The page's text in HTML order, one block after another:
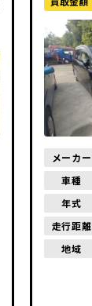
メーカー
車種
年式
走行距離
地域